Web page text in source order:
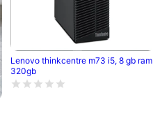
Lenovo thinkcentre m73 i5, 8 gb ram
320gb